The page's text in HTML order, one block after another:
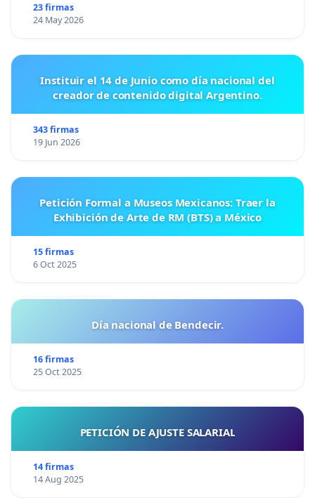
23 firmas
24 May 2026
Instituir el 14 de Junio como día nacional del
creador de contenido digital Argentino.
343 firmas
19 Jun 2026
Petición Formal a Museos Mexicanos: Traer la
Exhibición de Arte de RM (BTS) a México
15 firmas
6 Oct 2025
Día nacional de Bendecir.
16 firmas
25 Oct 2025
PETICIÓN DE AJUSTE SALARIAL
14 firmas
14 Aug 2025